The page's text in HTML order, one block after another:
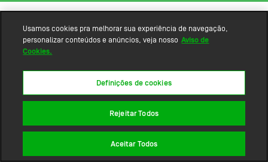
Usamos cookies pra melhorar sua experiência de navegação,
personalizar conteúdos e anúncios, veja nosso Aviso de
Cookies.
Definições de cookies
Rejeitar Todos
Aceitar Todos